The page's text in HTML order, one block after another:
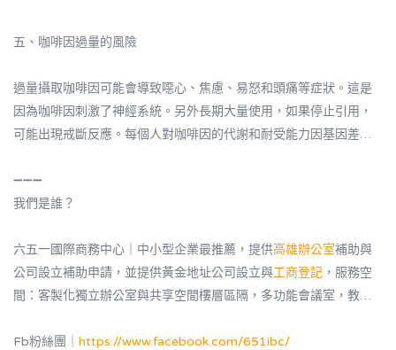
五、咖啡因過量的風險
過量攝取咖啡因可能會導致噁心、焦慮、易怒和頭痛等症狀。這是
因為咖啡因刺激了神經系統。另外長期大量使用，如果停止引用，
可能出現戒斷反應。每個人對咖啡因的代謝和耐受能力因基因差異
➖➖➖
我們是誰？
六五一國際商務中心｜中小型企業最推薦，提供高雄辦公室補助與
公司設立補助申請，並提供黃金地址公司設立與工商登記 ，服務空
間：客製化獨立辦公室與共享空間樓層區隔，多功能會議室，教育
Fb粉絲團｜ https://www.facebook.com/651ibc/